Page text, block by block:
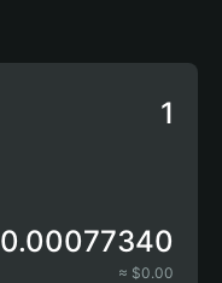
0.00077340
≈ $0.00